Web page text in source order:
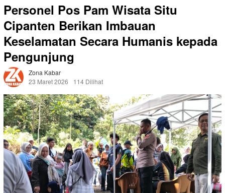
Personel Pos Pam Wisata Situ
Cipanten Berikan Imbauan
Keselamatan Secara Humanis kepada
Pengunjung
Zona Kabar
23 Maret 2026
114 Dilihat